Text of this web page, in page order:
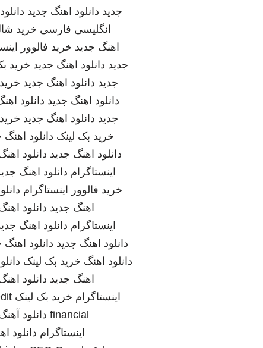
جدید دانلود اهنگ جدید
انگلیسی فارسی خرید
اهنگ جدید خرید فالوور
جدید دانلود اهنگ جدید خرید
جدید دانلود اهنگ جدید
دانلود اهنگ جدید دانلود
جدید دانلود اهنگ جدید
خرید بک لینک دانلود اهنگ
دانلود اهنگ جدید دانلود
اینستاگرام دانلود اهنگ
خرید فالوور اینستاگرام
اهنگ جدید دانلود
اینستاگرام دانلود اهنگ
دانلود اهنگ جدید دانلود اهنگ
دانلود اهنگ خرید بک لینک
اهنگ جدید دانلود
اینستاگرام خرید بک لینک
financial دانلود
اینستاگرام دانلود